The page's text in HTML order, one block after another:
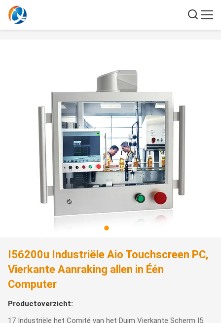
I56200u Industriële Aio Touchscreen PC,
Vierkante Aanraking allen in Één
Computer
Productoverzicht:
17 Industriële het Comité van het Duim Vierkante Scherm I5